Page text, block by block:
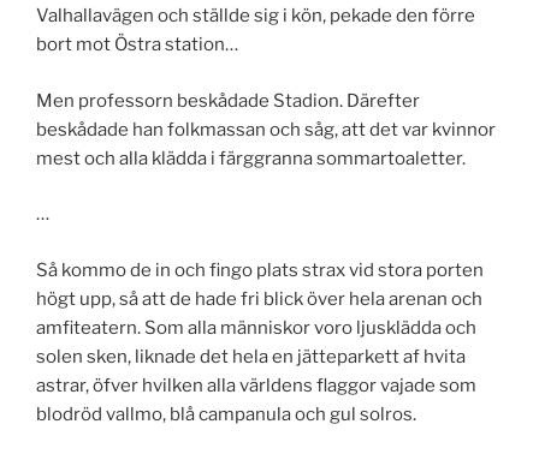
Valhallavägen och ställde sig i kön, pekade den förre
bort mot Östra station…
Men professorn beskådade Stadion. Därefter
beskådade han folkmassan och såg, att det var kvinnor
mest och alla klädda i färggranna sommartoaletter.
…
Så kommo de in och fingo plats strax vid stora porten
högt upp, så att de hade fri blick över hela arenan och
amfiteatern. Som alla människor voro ljusklädda och
solen sken, liknade det hela en jätteparkett af hvita
astrar, öfver hvilken alla världens flaggor vajade som
blodröd vallmo, blå campanula och gul solros.